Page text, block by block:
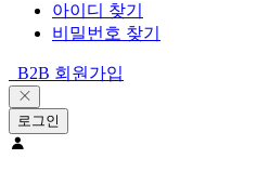
아이디 찾기
비밀번호 찾기
B2B 회원가입
로그인